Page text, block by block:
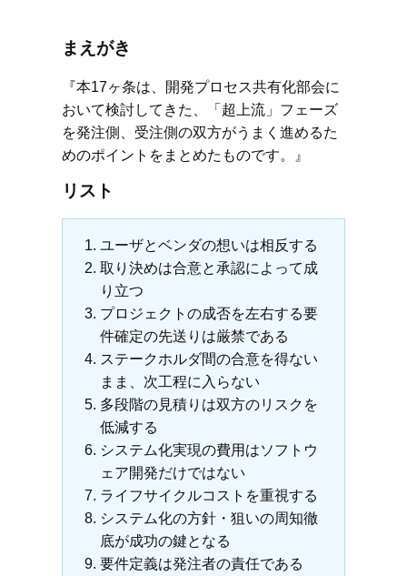
まえがき
『本17ヶ条は、開発プロセス共有化部会に
おいて検討してきた、「超上流」フェーズ
を発注側、受注側の双方がうまく進めるた
めのポイントをまとめたものです。』
リスト
ユーザとベンダの想いは相反する
取り決めは合意と承認によって成
り立つ
プロジェクトの成否を左右する要
件確定の先送りは厳禁である
ステークホルダ間の合意を得ない
まま、次工程に入らない
多段階の見積りは双方のリスクを
低減する
システム化実現の費用はソフトウ
ェア開発だけではない
ライフサイクルコストを重視する
システム化の方針・狙いの周知徹
底が成功の鍵となる
要件定義は発注者の責任である